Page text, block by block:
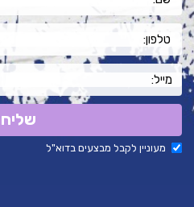
מעוניין לקבל מבצעים בדוא"ל